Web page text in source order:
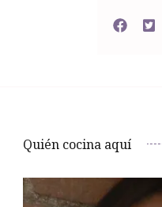
Quién cocina aquí